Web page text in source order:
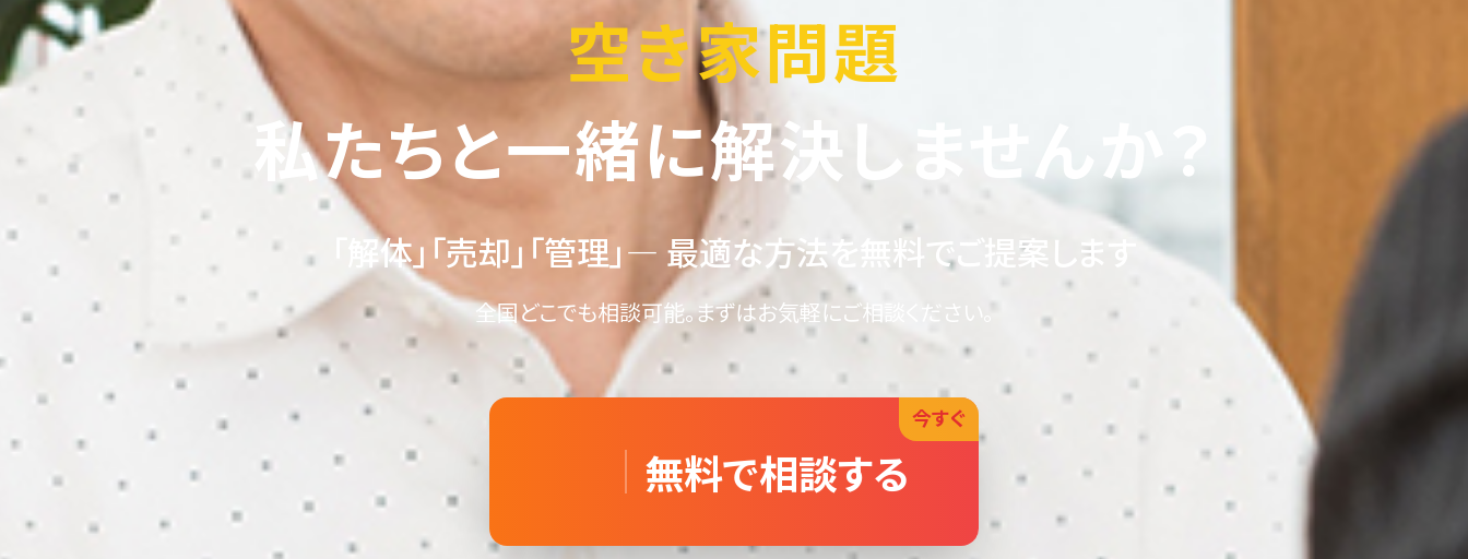
空き家問題
私たちと一緒に解決しませんか？
「解体」「売却」「管理」― 最適な方法を無料でご提案します
全国どこでも相談可能。まずはお気軽にご相談ください。
無料で相談する
今すぐ